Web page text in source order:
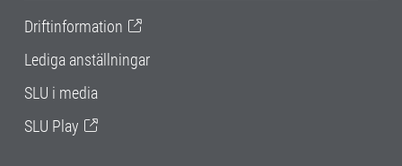
Driftinformation
Lediga anställningar
SLU i media
SLU Play